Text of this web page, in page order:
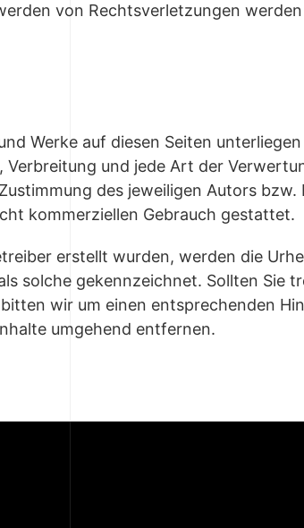
von Rechtsverletzungen
Werke auf diesen Seiten
und jede Art der
des jeweiligen Autors bzw.
kommerziellen Gebrauch gestattet.
erstellt wurden, werden die
solche gekennzeichnet. Sollten Sie
wir um einen entsprechenden
umgehend entfernen.